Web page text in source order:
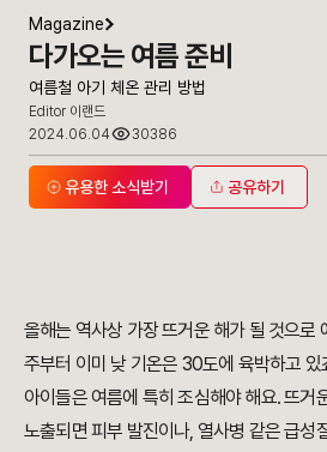
Magazine
다가오는 여름 준비
여름철 아기 체온 관리 방법
Editor 이랜드
2024.06.04
30386
유용한 소식받기 공유하기
올해는 역사상 가장 뜨거운 해가 될 것으로
주부터 이미 낮 기온은 30도에 육박하고 있
아이들은 여름에 특히 조심해야 해요. 뜨거
노출되면 피부 발진이나, 열사병 같은 급성